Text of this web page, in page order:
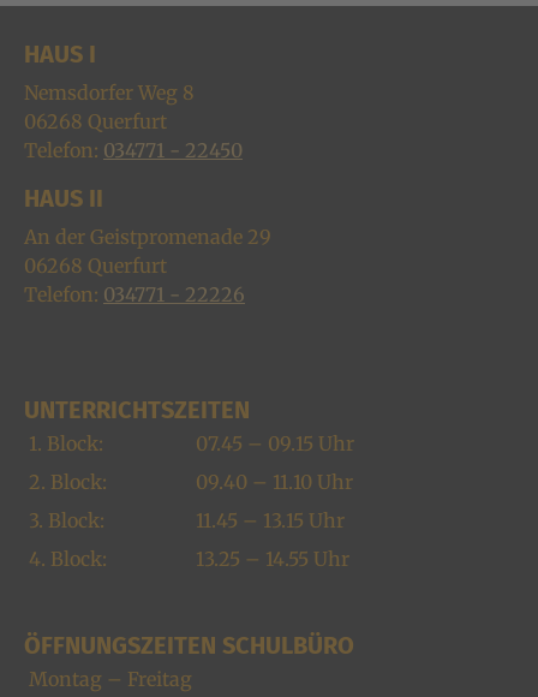
HAUS I
Nemsdorfer Weg 8
06268 Querfurt
Telefon: 034771 - 22450
HAUS II
An der Geistpromenade 29
06268 Querfurt
Telefon: 034771 - 22226
UNTERRICHTSZEITEN
1. Block:
07.45 – 09.15 Uhr
2. Block:
09.40 – 11.10 Uhr
3. Block:
11.45 – 13.15 Uhr
4. Block:
13.25 – 14.55 Uhr
ÖFFNUNGSZEITEN SCHULBÜRO
Montag – Freitag